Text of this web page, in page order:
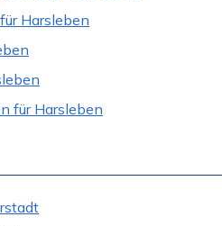
Harsleben
für Harsleben